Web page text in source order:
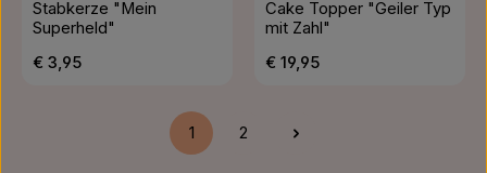
Stabkerze "Mein
Superheld"
Regulärer Preis:
€ 3,95
Cake Topper "Geiler Typ
mit Zahl"
Regulärer Preis:
€ 19,95
Seite
1
Seite
2